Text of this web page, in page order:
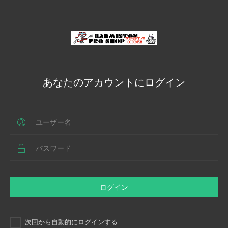
あなたのアカウントにログイン
ログイン
次回から自動的にログインする